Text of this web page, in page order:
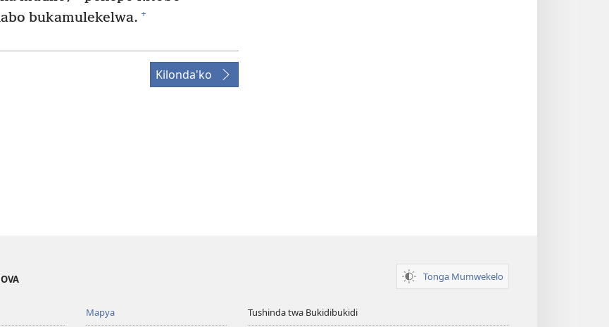
bukamulekelwa. +
Kilonda'ko
Tonga Mumwekelo
Mapya Tushinda twa Bukidibukidi